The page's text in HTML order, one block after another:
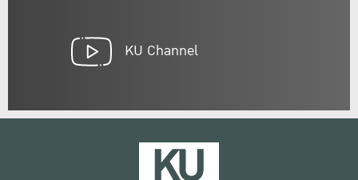
KU Channel